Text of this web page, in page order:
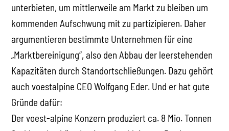
unterbieten, um mittlerweile am Markt zu bleiben um
kommenden Aufschwung mit zu partizipieren. Daher
argumentieren bestimmte Unternehmen für eine
„Marktbereinigung“, also den Abbau der leerstehenden
Kapazitäten durch Standortschließungen. Dazu gehört
auch voestalpine CEO Wolfgang Eder. Und er hat gute
Gründe dafür:
Der voest-alpine Konzern produziert ca. 8 Mio. Tonnen